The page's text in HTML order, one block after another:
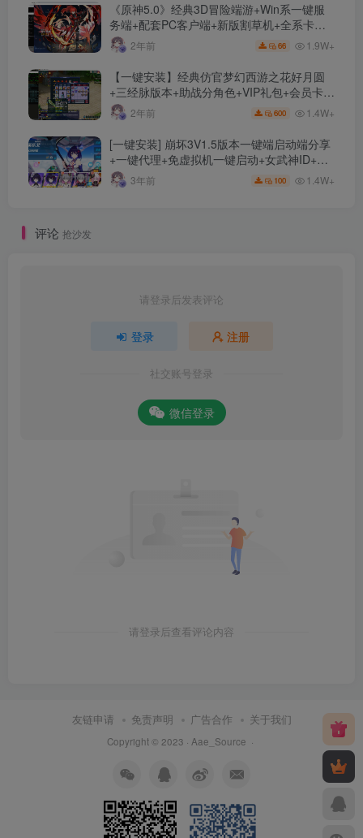
《原神5.0》经典3D冒险端游+Win系一键服
务端+配套PC客户端+新版割草机+全系卡池
文件2年前 66 1.9W+
【一键安装】经典仿官梦幻西游之花好月圆
+三经脉版本+助战分角色+VIP礼包+会员卡
+剧情活动+视频搭建及其他修改资料
2年前 600 1.4W+
[一键安装] 崩坏3V1.5版本一键端启动端分享
+一键代理+免虚拟机一键启动+女武神ID+详
细指令+极简一键修改
3年前 100 1.4W+
评论 抢沙发
请登录后发表评论
登录 注册
社交账号登录
微信登录
请登录后查看评论内容
友链申请 免责声明 广告合作 关于我们
Copyright © 2023 · Aae_Source ·